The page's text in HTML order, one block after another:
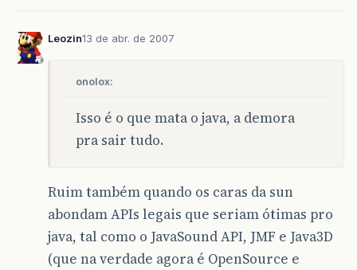
Leozin13 de abr. de 2007
onolox:
Isso é o que mata o java, a demora
pra sair tudo.
Ruim também quando os caras da sun
abondam APIs legais que seriam ótimas pro
java, tal como o JavaSound API, JMF e Java3D
(que na verdade agora é OpenSource e